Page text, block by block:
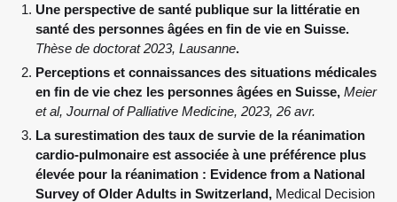
Une perspective de santé publique sur la littératie en
santé des personnes âgées en fin de vie en Suisse.
Thèse de doctorat 2023, Lausanne.
Perceptions et connaissances des situations médicales
en fin de vie chez les personnes âgées en Suisse, Meier
et al, Journal of Palliative Medicine, 2023, 26 avr.
La surestimation des taux de survie de la réanimation
cardio-pulmonaire est associée à une préférence plus
élevée pour la réanimation : Evidence from a National
Survey of Older Adults in Switzerland, Medical Decision